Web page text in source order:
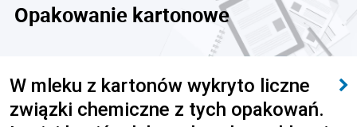
Opakowanie kartonowe
W mleku z kartonów wykryto liczne
związki chemiczne z tych opakowań.